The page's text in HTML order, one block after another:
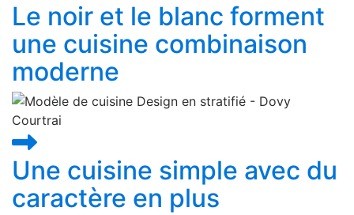
Le noir et le blanc forment
une cuisine combinaison
moderne
Une cuisine simple avec du
caractère en plus